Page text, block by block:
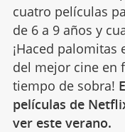
cuatro películas
de 6 a 9 años y
¡Haced
del mejor cine en
tiempo de sobra!
películas de
ver este verano.